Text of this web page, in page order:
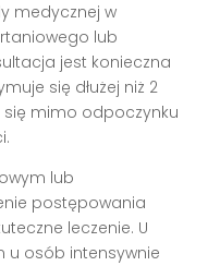
medycznej w
lub
jest konieczna
się dłużej niż 2
mimo odpoczynku
lub
postępowania
leczenie. U
u osób intensywnie